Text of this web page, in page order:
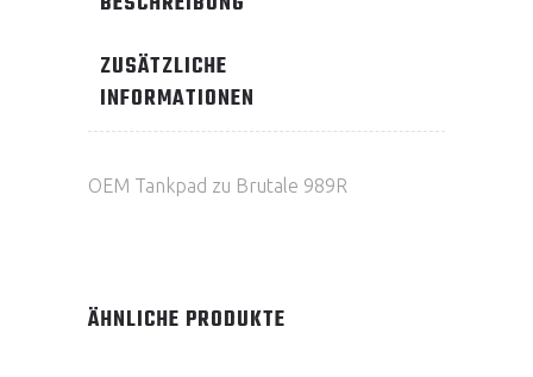
ZUSÄTZLICHE
INFORMATIONEN
OEM Tankpad zu Brutale 989R
ÄHNLICHE PRODUKTE